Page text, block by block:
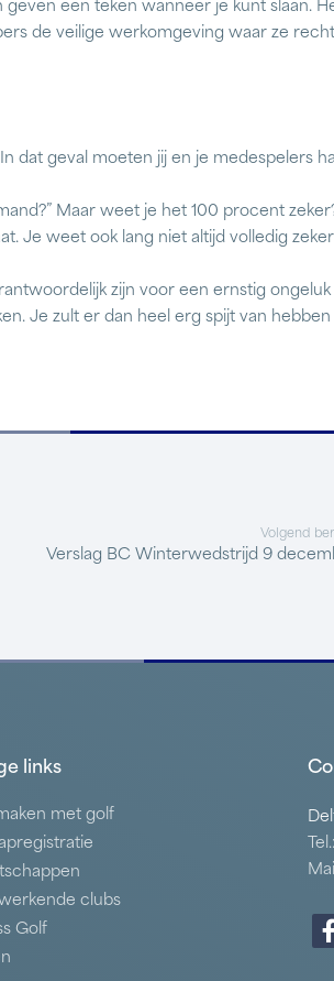
een teken wanneer je kunt slaan.
de veilige werkomgeving waar ze
dat geval moeten jij en je medespelers
Maar weet je het 100 procent
Je weet ook lang niet altijd volledig
zijn voor een ernstig ongeluk
Je zult er dan heel erg spijt van hebben
Volgend
Verslag BC Winterwedstrijd 9
links
met golf
clubs
Golf
Tel.: